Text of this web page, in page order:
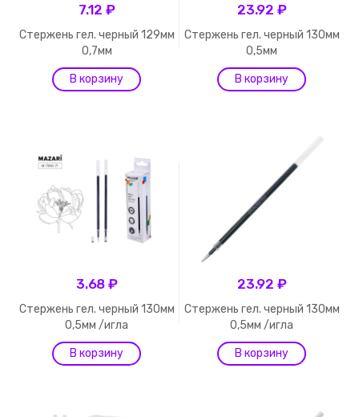
7.12 ₽
Стержень гел. черный 129мм
0,7мм
23.92 ₽
Стержень гел. черный 130мм
0,5мм
3.68 ₽
Стержень гел. черный 130мм
0,5мм /игла
23.92 ₽
Стержень гел. черный 130мм
0,5мм /игла